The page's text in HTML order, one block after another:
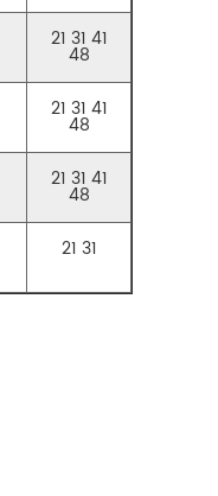
21 31 41
48
21 31 41
48
21 31 41
48
21 31